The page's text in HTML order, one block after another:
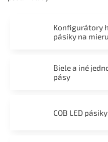
Konfigurátory
pásiky na
Biele a iné
pásy
COB LED